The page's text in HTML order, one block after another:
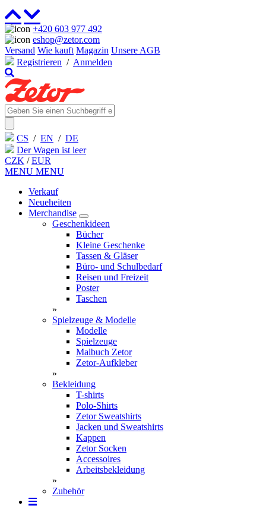
+420 603 977 492
eshop@zetor.com
Versand Wie kauft Magazin Unsere AGB
Registrieren / Anmelden
CS / EN / DE
Der Wagen ist leer
CZK /EUR
MENU MENU
Verkauf
Neueheiten
Merchandise
Geschenkideen
Bücher
Kleine Geschenke
Tassen & Gläser
Büro- und Schulbedarf
Reisen und Freizeit
Poster
Taschen
»
Spielzeuge & Modelle
Modelle
Spielzeuge
Malbuch Zetor
Zetor-Aufkleber
»
Bekleidung
T-shirts
Polo-Shirts
Zetor Sweatshirts
Jacken und Sweatshirts
Kappen
Zetor Socken
Ac­ces­soires
Arbeitsbekleidung
»
Zubehör